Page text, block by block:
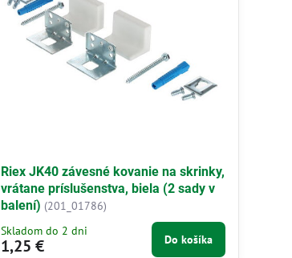
Riex JK40 závesné kovanie na skrinky,
vrátane príslušenstva, biela (2 sady v
balení) (201_01786)
Skladom do 2 dni
1,25 € Do košíka